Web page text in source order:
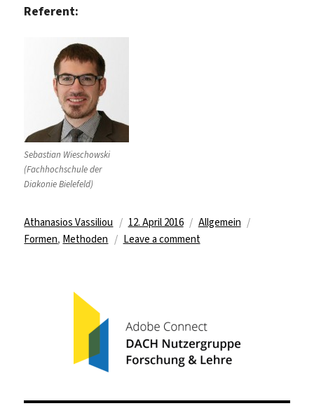
Referent:
Sebastian Wieschowski
(Fachhochschule der
Diakonie Bielefeld)
Author
Athanasios Vassiliou
Posted
on
12. April 2016 Categories
Allgemein
Formen, Methoden Leave a commenton
den
Einsatz
von